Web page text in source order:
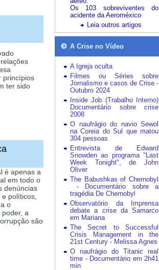
princípios
ter sido
é apenas a
em todo o
denúncias
políticos,
o
a
são
Os 103 sobreviventes do
acidente da Aeroméxico
Leia outros artigos
A Crise no Vídeo
A Igreja oculta
Filmes ou Séries sobre
Jornalismo e casos de Crise -
Outubro 2024
Inside Job (Trabalho Interno)
Documentário sobre crise
2008
O naufrágio do navio Sewol
na Coreia do Sul que matou
304 pessoas
Entrevista de Edward
Snowden ao programa "Last
Week Tonight", de John
Oliver
The Babushkas of Chernobyl
- Documentário sobre a
tragédia De Chernobyl
Observatório da Imprensa
debate a crise da Samarco
em Mariana
The Secret to Successful
Crisis Management in the
21st Century - Melissa Agnes
O naufrágio do Titanic real
time - Documentário em 2h41
min